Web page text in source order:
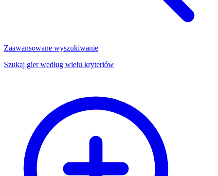
Zaawansowane wyszukiwanie
Szukaj gier według wielu kryteriów